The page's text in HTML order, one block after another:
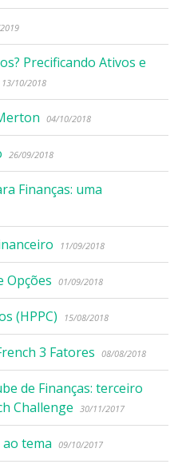
Precificando Ativos e
13/10/2018
04/10/2018
26/09/2018
Finanças: uma
11/09/2018
Opções 01/09/2018
(HPPC) 15/08/2018
3 Fatores 08/08/2018
de Finanças: terceiro
Challenge
30/11/2017
tema 09/10/2017